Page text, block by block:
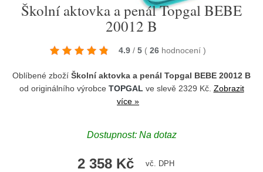
Školní aktovka a penál Topgal BEBE
20012 B
4.9 / 5 ( 26 hodnocení )
Oblíbené zboží Školní aktovka a penál Topgal BEBE 20012 B
od originálního výrobce TOPGAL ve slevě 2329 Kč. Zobrazit
více »
Dostupnost: Na dotaz
2 358 Kč vč. DPH